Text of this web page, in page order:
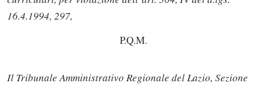
16.4.1994, 297,
P.Q.M.
Il Tribunale Amministrativo Regionale del Lazio, Sezione